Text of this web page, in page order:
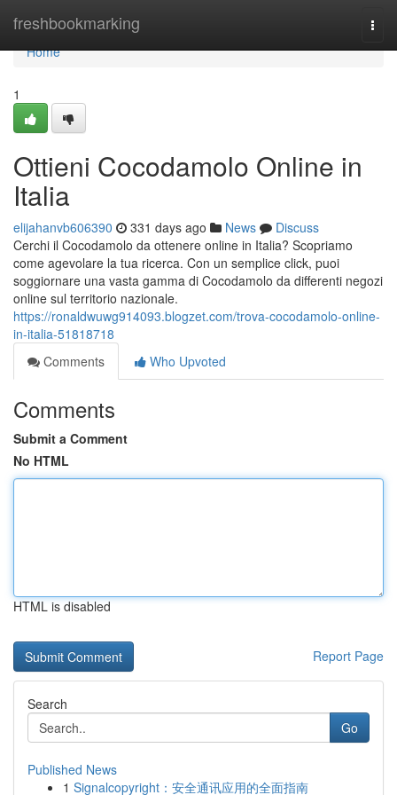
freshbookmarking
Home
Home
1
Ottieni Cocodamolo Online in
Italia
elijahanvb606390 331 days ago News
Discuss
Cerchi il Cocodamolo da ottenere online in Italia? Scopriamo
come agevolare la tua ricerca. Con un semplice click, puoi
soggiornare una vasta gamma di Cocodamolo da differenti negozi
online sul territorio nazionale.
https://ronaldwuwg914093.blogzet.com/trova-cocodamolo-online-
in-italia-51818718
Comments
Who Upvoted
Comments
Submit a Comment
No HTML
HTML is disabled
Report Page
Search
Go
Published News
1 Signalcopyright：安全通讯应用的全面指南